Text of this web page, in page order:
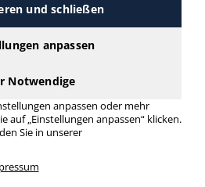
Folienetiketten
und schließen
anpassen
Notwendige
anpassen oder mehr
auf „Einstellungen anpassen“ klicken.
Sie in unserer